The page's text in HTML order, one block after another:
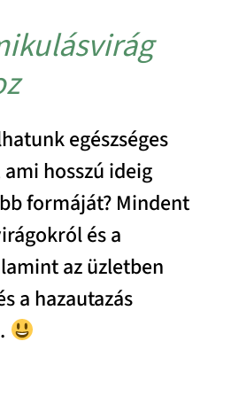
egészséges
hosszú ideig
formáját? Mindent
és a
az üzletben
a hazautazás